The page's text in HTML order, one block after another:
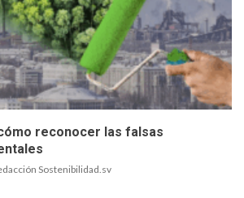
reconocer las falsas
Sostenibilidad.sv